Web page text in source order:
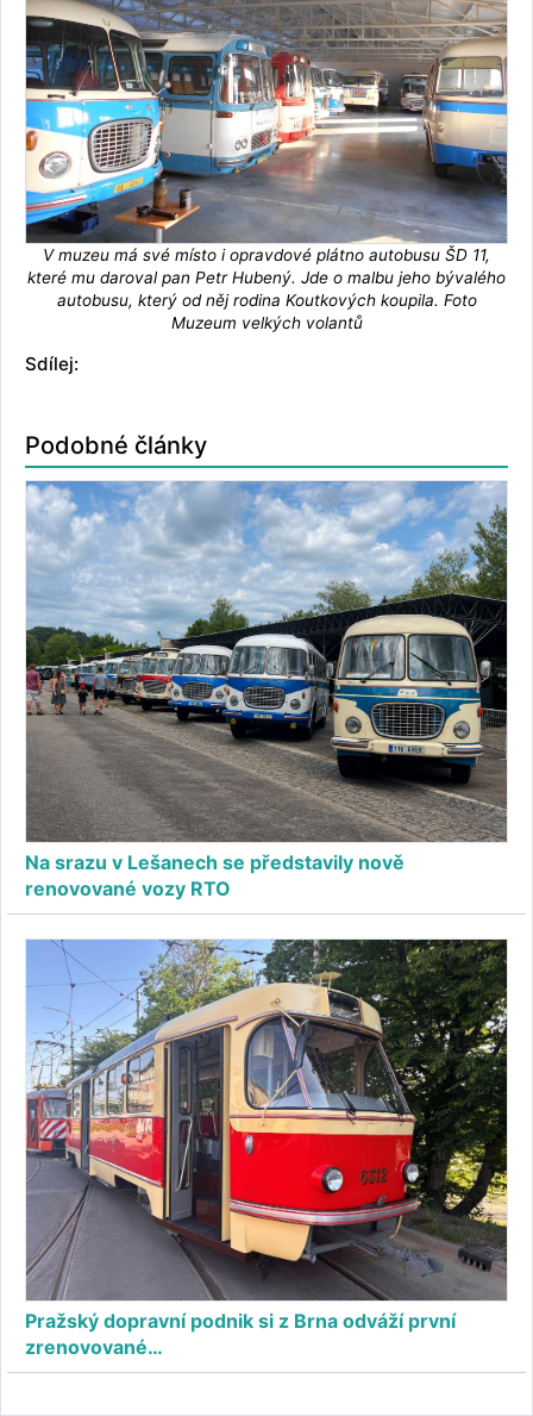
V muzeu má své místo i opravdové plátno autobusu ŠD 11,
které mu daroval pan Petr Hubený. Jde o malbu jeho bývalého
autobusu, který od něj rodina Koutkových koupila. Foto
Muzeum velkých volantů
Sdílej:
Podobné články
Na srazu v Lešanech se představily nově
renovované vozy RTO
Pražský dopravní podnik si z Brna odváží první
zrenovované…